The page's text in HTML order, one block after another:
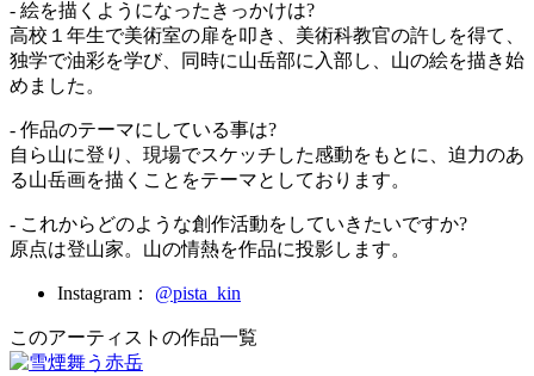
- 絵を描くようになったきっかけは?
高校１年生で美術室の扉を叩き、美術科教官の許しを得て、
独学で油彩を学び、同時に山岳部に入部し、山の絵を描き始
めました。
- 作品のテーマにしている事は?
自ら山に登り、現場でスケッチした感動をもとに、迫力のあ
る山岳画を描くことをテーマとしております。
- これからどのような創作活動をしていきたいですか?
原点は登山家。山の情熱を作品に投影します。
Instagram： @pista_kin
このアーティストの作品一覧